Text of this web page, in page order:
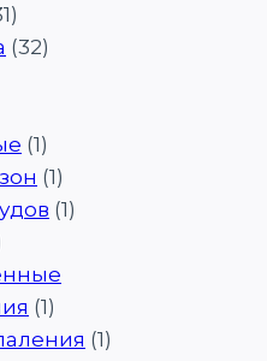
(32)
(1)
(1)
(1)
(1)
(1)